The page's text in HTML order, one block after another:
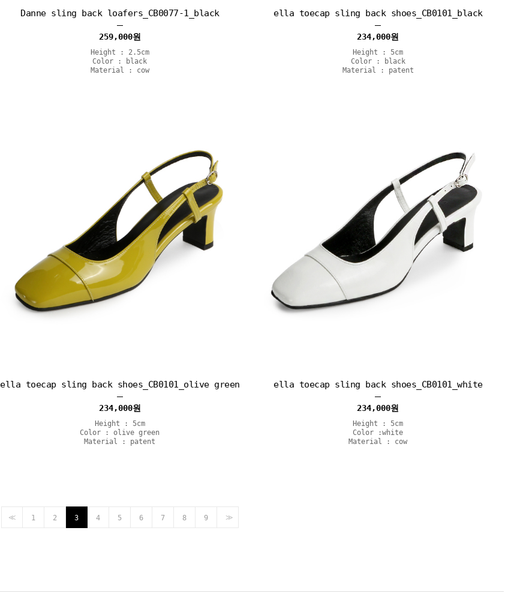
Danne sling back loafers_CB0077-1_black
259,000원
Height : 2.5cm
Color : black
Material : cow
ella toecap sling back shoes_CB0101_black
234,000원
Height : 5cm
Color : black
Material : patent
ella toecap sling back shoes_CB0101_olive green
234,000원
Height : 5cm
Color : olive green
Material : patent
ella toecap sling back shoes_CB0101_white
234,000원
Height : 5cm
Color :white
Material : cow
<< 1 2 3 4 5 6 7 8 9 >>